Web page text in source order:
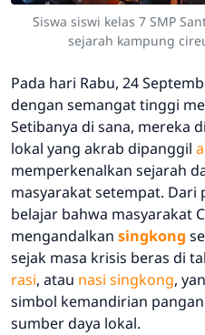
Siswa siswi kelas 7 SMP
sejarah kampung
Pada hari Rabu, 24
dengan semangat tinggi
Setibanya di sana, mereka
lokal yang akrab dipanggil
memperkenalkan sejarah
masyarakat setempat. Dari
belajar bahwa masyarakat
mengandalkan singkong
sejak masa krisis beras di
rasi, atau nasi singkong,
simbol kemandirian
sumber daya lokal.